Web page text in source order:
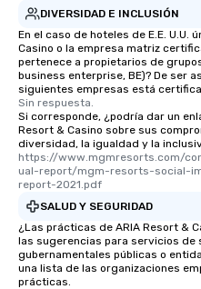
DIVERSIDAD E INCLUSIÓN
En el caso de hoteles de E.E. U.U.
Casino o la empresa matriz
pertenece a propietarios de
business enterprise, BE)? De ser
siguientes empresas está
Sin respuesta.
Si corresponde, ¿podría dar un
Resort & Casino sobre sus
diversidad, la igualdad y la
https://www.mgmresorts.com/
ual-report/mgm-resorts-social-
report-2021.pdf
SALUD Y SEGURIDAD
¿Las prácticas de ARIA Resort &
las sugerencias para servicios de
gubernamentales públicas o
una lista de las organizaciones
prácticas.